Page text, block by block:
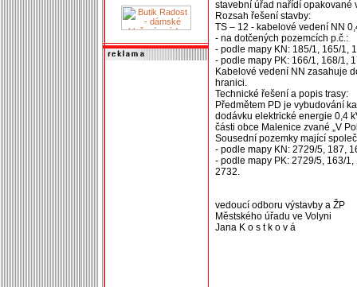
stavební úřad nařídí opakované
Rozsah řešení stavby:
TS – 12 - kabelové vedení NN
- na dotčených pozemcích p.č.:
- podle mapy KN: 185/1, 165/1,
- podle mapy PK: 166/1, 168/1,
Kabelové vedení NN zasahuje
hranici.
Technické řešení a popis trasy:
Předmětem PD je vybudování
dodávku elektrické energie 0,4
části obce Malenice zvané „V
Sousední pozemky mající
- podle mapy KN: 2729/5, 187,
- podle mapy PK: 2729/5, 163/
2732.
vedoucí odboru výstavby a ŽP
Městského úřadu ve Volyni
Jana K o s t k o v á